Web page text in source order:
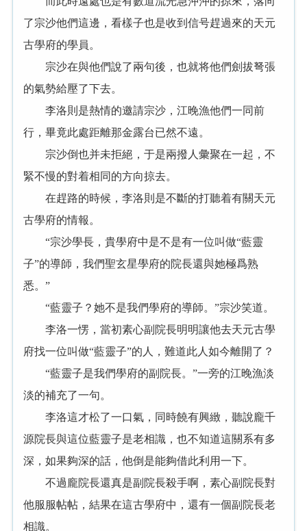
了宗沙他們這邊，看樣子也是收到信号趕過來的天元
古學府的學員。
宗沙在與他們說了兩句後，也就将他們劍拔弩張
的氣勢給壓了下去。
李洛則是熱情的邀請宗沙，江晚漁他們一同前
行，畢竟此處距離那金露台已然不遠。
宗沙倒也并未拒絕，于是兩撥人彙聚在一起，不
緊不慢的對着相同的方向掠去。
在趕路的時候，李洛則是不斷的打聽着有關天元
古學府的情報。
“宗沙學長，貴學府中是不是有一位叫做“藍靈
子”的導師，我們聖玄星學府的院長還與她極爲熟
悉。”
“藍靈子？她不是我們學府的導師。”宗沙笑道。
李洛一愣，當初素心副院長明明讓他去天元古學
府找一位叫做“藍靈子”的人，難道此人如今離開了？
“藍靈子是我們學府的副院長。”一旁的江晚漁淡
淡的補充了一句。
李洛這才松了一口氣，同時饒有興緻，聽說龐千
源院長與這位藍靈子是老相識，也不知道這關系有多
深，如果夠深的話，他倒是能夠借此利用一下。
不過龐院長還真是副院長殺手啊，素心副院長對
他服服帖帖，結果在這古學府中，還有一個副院長老
相識。